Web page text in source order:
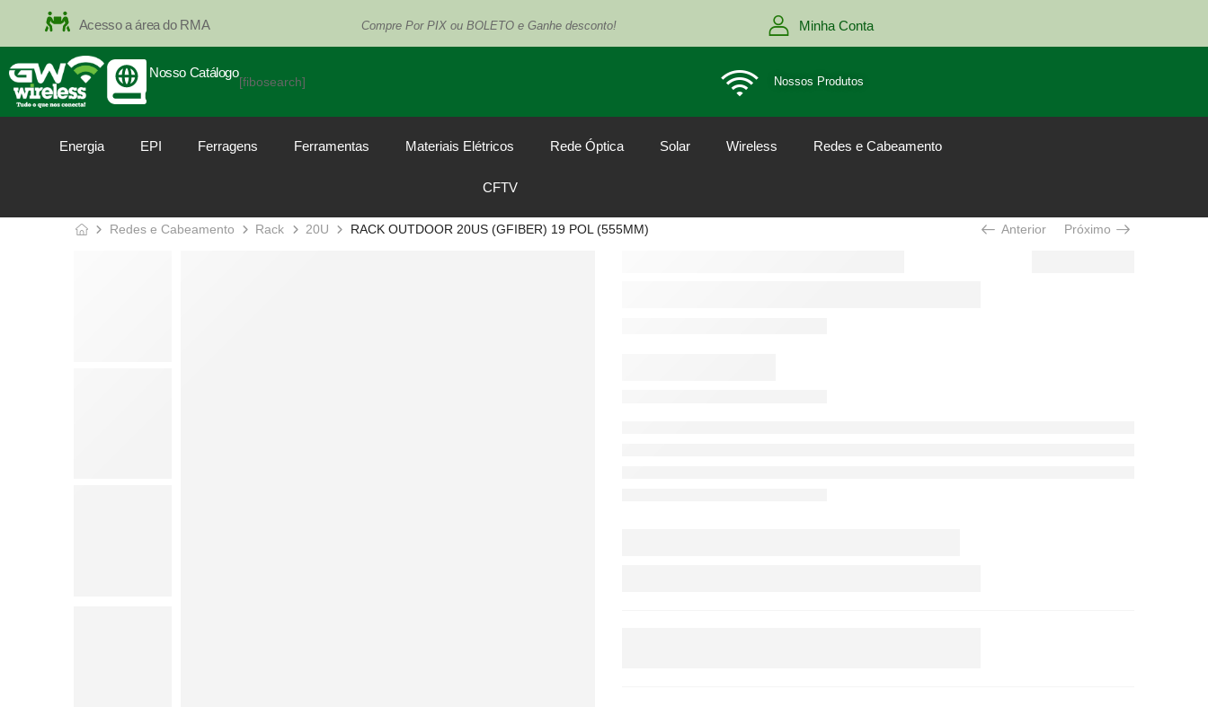
Compre Por PIX ou BOLETO e Ganhe desconto!
Acesso a área do RMA Minha Conta
Nosso Catálogo
[fibosearch] Nossos Produtos
Energia EPI Ferragens Ferramentas Materiais Elétricos Rede Óptica Solar Wireless Redes e Cabeamento
CFTV
Redes e Cabeamento Rack 20U RACK OUTDOOR 20US (GFIBER) 19 POL (555MM) Anterior Próximo